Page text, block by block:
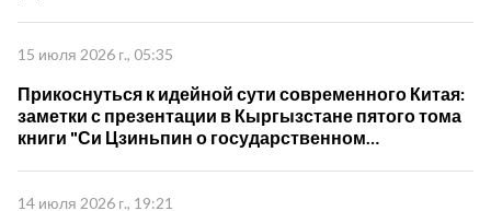
15 июля 2026 г., 05:35
Прикоснуться к идейной сути современного Китая:
заметки с презентации в Кыргызстане пятого тома
книги "Си Цзиньпин о государственном
14 июля 2026 г., 19:21